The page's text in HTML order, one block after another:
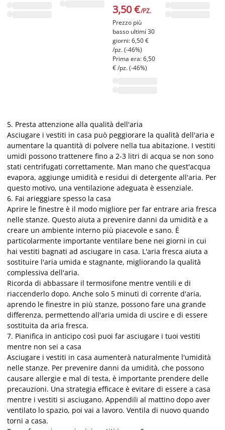
3,50 €/PZ.
Prezzo più
basso ultimi 30
giorni: 6,50 €
/pz. (-46%)
Prima era: 6,50
€ /pz. (-46%)
5. Presta attenzione alla qualità dell'aria
Asciugare i vestiti in casa può peggiorare la qualità dell'aria e
aumentare la quantità di polvere nella tua abitazione. I vestiti
umidi possono trattenere fino a 2-3 litri di acqua se non sono
stati centrifugati correttamente. Man mano che quest'acqua
evapora, aggiunge umidità e residui di detergente all'aria. Per
questo motivo, una ventilazione adeguata è essenziale.
6. Fai arieggiare spesso la casa
Aprire le finestre è il modo migliore per far entrare aria fresca
nelle stanze. Questo aiuta a prevenire danni da umidità e a
creare un ambiente interno più piacevole e sano. È
particolarmente importante ventilare bene nei giorni in cui
hai vestiti bagnati ad asciugare in casa. L'aria fresca aiuta a
sostituire l'aria umida e stagnante, migliorando la qualità
complessiva dell'aria.
Ricorda di abbassare il termosifone mentre ventili e di
riaccenderlo dopo. Anche solo 5 minuti di corrente d'aria,
aprendo le finestre in più stanze, possono fare una grande
differenza, permettendo all'aria umida di uscire e di essere
sostituita da aria fresca.
7. Pianifica in anticipo così puoi far asciugare i tuoi vestiti
mentre non sei a casa
Asciugare i vestiti in casa aumenterà naturalmente l'umidità
nelle stanze. Per prevenire danni da umidità, che possono
causare allergie e mal di testa, è importante prendere delle
precauzioni. Una strategia efficace è evitare di essere a casa
mentre i vestiti si asciugano. Appendili al mattino dopo aver
ventilato lo spazio, poi vai a lavoro. Ventila di nuovo quando
torni a casa.